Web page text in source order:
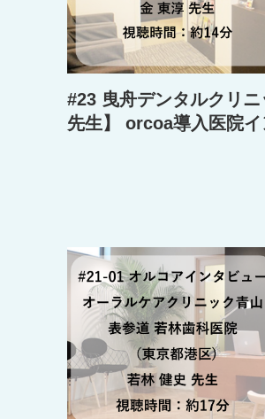
#23 曳舟デンタルクリ
先生】 orcoa導入医院